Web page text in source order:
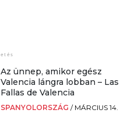
Az ünnep, amikor egész
Valencia lángra lobban – Las
Fallas de Valencia
SPANYOLORSZÁG / MÁRCIUS 14.